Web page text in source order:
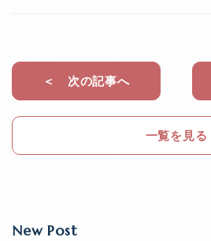
e
b
o
k
＜ 次の記事へ
一覧を見る
New Post